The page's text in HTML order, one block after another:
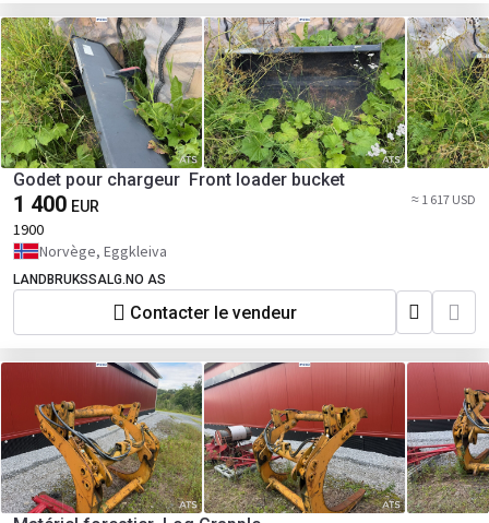
Godet pour chargeur Front loader bucket
1 400 EUR ≈ 1 617 USD
1900
Norvège, Eggkleiva
LANDBRUKSSALG.NO AS
Contacter le vendeur